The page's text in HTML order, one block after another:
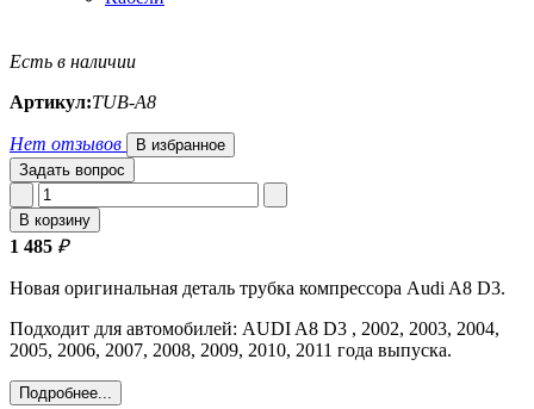
Есть в наличии
Артикул:TUB-A8
Нет отзывов
В избранное
Задать вопрос
В корзину
1 485 ₽
Новая оригинальная деталь трубка компрессора Audi A8 D3.
Подходит для автомобилей: AUDI A8 D3 , 2002, 2003, 2004,
2005, 2006, 2007, 2008, 2009, 2010, 2011 года выпуска.
Подробнее...